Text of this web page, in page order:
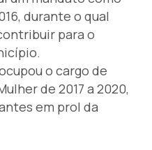
durante o qual
para o
o cargo de
de 2017 a 2020,
em prol da